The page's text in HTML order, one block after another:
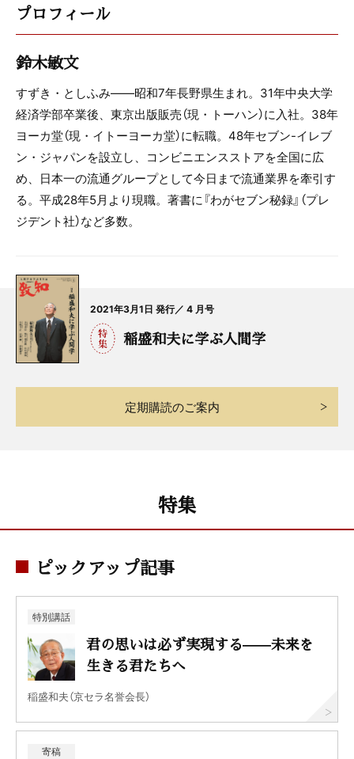
プロフィール
鈴木敏文
すずき・としふみ――昭和7年長野県生まれ。31年中央大学
経済学部卒業後、東京出版販売（現・トーハン）に入社。38年
ヨーカ堂（現・イトーヨーカ堂）に転職。48年セブン-イレブ
ン・ジャパンを設立し、コンビニエンスストアを全国に広
め、日本一の流通グループとして今日まで流通業界を牽引す
る。平成28年5月より現職。著書に『わがセブン秘録』（プレ
ジデント社）など多数。
2021年3月1日 発行／ 4 月号
稲盛和夫に学ぶ人間学
定期購読のご案内
特集
ピックアップ記事
特別講話
君の思いは必ず実現する——未来を
生きる君たちへ
稲盛和夫（京セラ名誉会長）
寄稿